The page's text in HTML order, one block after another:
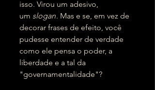
isso. Virou um adesivo,
um slogan. Mas e se, em vez de
decorar frases de efeito, você
pudesse entender de verdade
como ele pensa o poder, a
liberdade e a tal da
"governamentalidade"?